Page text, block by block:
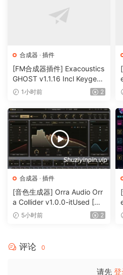
Throat modeling, real-time
Revision 2:
Single AU and VST3 for Intel
Instructions for validation
🏠 HomePage
合成器 · 插件
[FM合成器插件] Exacoustics
GHOST v1.1.16 Incl Keygen-
R2R [WiN]（12.1MB）
1小时前 2
合成器 · 插件
[音色生成器] Orra Audio Orr
a Collider v1.0.0-itUsed [Wi
N]（5.12MB）
5小时前 2
评论 0
请先